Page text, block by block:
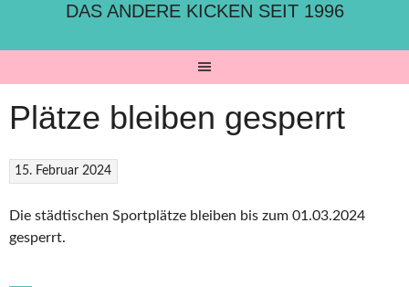
DAS ANDERE KICKEN SEIT 1996
Plätze bleiben gesperrt
15. Februar 2024
Die städtischen Sportplätze bleiben bis zum 01.03.2024
gesperrt.